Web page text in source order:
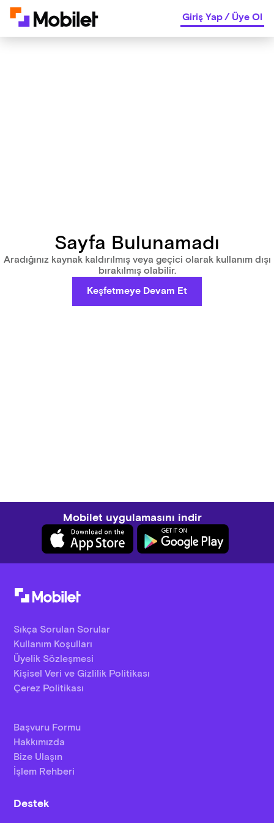
Giriş Yap/Üye Ol
Sayfa Bulunamadı
Aradığınız kaynak kaldırılmış veya geçici olarak kullanım dışı
bırakılmış olabilir.
Keşfetmeye Devam Et
Mobilet uygulamasını indir
Sıkça Sorulan Sorular
Kullanım Koşulları
Üyelik Sözleşmesi
Kişisel Veri ve Gizlilik Politikası
Çerez Politikası
Başvuru Formu
Hakkımızda
Bize Ulaşın
İşlem Rehberi
Destek